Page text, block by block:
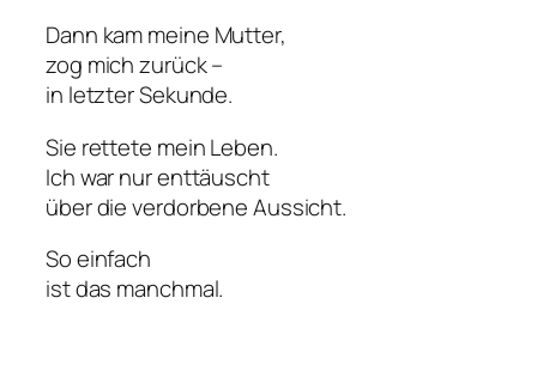
Dann kam meine Mutter,
zog mich zurück –
in letzter Sekunde.
Sie rettete mein Leben.
Ich war nur enttäuscht
über die verdorbene Aussicht.
So einfach
ist das manchmal.